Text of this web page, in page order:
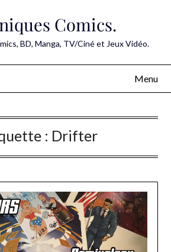
Comics.
BD, Manga, TV/Ciné et Jeux Vidéo.
Menu
: Drifter